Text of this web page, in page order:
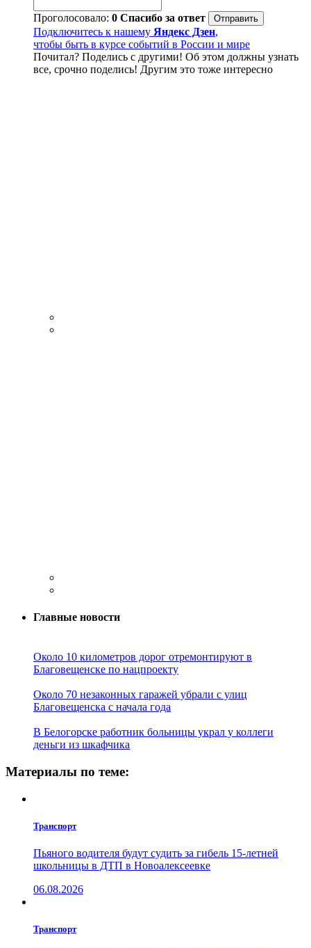
Проголосовало: 0 Спасибо за ответ
Подключитесь к нашему Яндекс Дзен,
чтобы быть в курсе событий в России и мире
Почитал? Поделись с другими! Об этом должны узнать
все, срочно поделись! Другим это тоже интересно
Главные новости
Около 10 километров дорог отремонтируют в
Благовещенске по нацпроекту
Около 70 незаконных гаражей убрали с улиц
Благовещенска с начала года
В Белогорске работник больницы украл у коллеги
деньги из шкафчика
Материалы по теме:
Транспорт
Пьяного водителя будут судить за гибель 15-летней
школьницы в ДТП в Новоалексеевке
06.08.2026
Транспорт